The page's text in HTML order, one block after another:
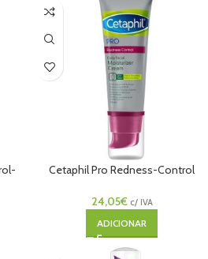
Cetaphil Pro Redness-Control
24,05€ c/ IVA
ADICIONAR